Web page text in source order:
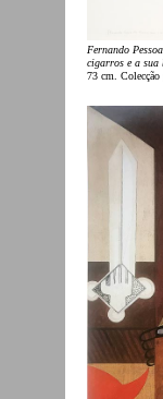
Fernando
cigarros e a sua
73 cm. Colecção